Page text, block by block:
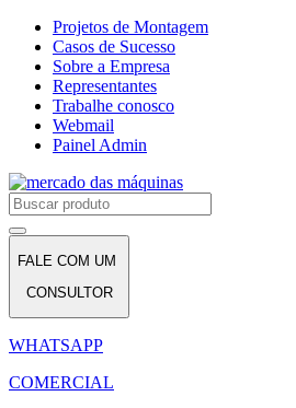
Projetos de Montagem
Casos de Sucesso
Sobre a Empresa
Representantes
Trabalhe conosco
Webmail
Painel Admin
FALE COM UM
CONSULTOR
WHATSAPP
COMERCIAL